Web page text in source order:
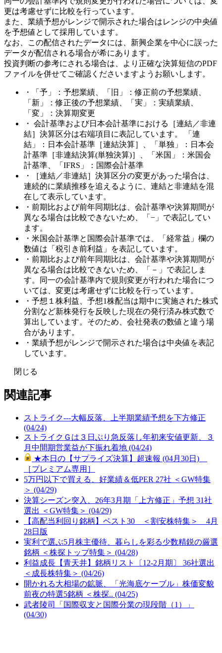
更は考慮せずに比較を行っています。
また、業績予想がレンジで開示された場合はレンジの中央値
を予想値として採用しています。
なお、この配信されたデータには、新興企業を中心に誤った
データが配信される場合が希にあります。
投資判断の参考にされる場合は、より正確な決算短信のPDF
ファイルを併せてご確認くださいますようお願いします。
・「予」：予想業績、「旧」：修正前の予想業績、
「新」：修正後の予想業績、「実」：実績業績、
「変」：決算期変更
・ 会計基準および日本会計基準における［連結／非連
結］決算区分は右端項目に表記しています。 「連
結」：日本会計基準［連結決算］、「単独」：日本会
計基準［非連結決算(単独決算)］、「米国」：米国会
計基準、「IFRS」：国際会計基準
・［連結／非連結］決算区分の変更があった場合は、
連続的に業績推移を追えるように、連結と非連結を混
在して表示しています。
・前期比および前年同期比は、会計基準や決算期間が
異なる場合は比較できないため、「−」で表記してい
ます。
・米国会計基準と国際会計基準では、「経常益」欄の
数値は「税引き前利益」を表記しています。
・前期比および前年同期比は、会計基準や決算期間が
異なる場合は比較できないため、「－」で表記しま
す。同一の会計基準内で規則変更が行われた場合につ
いては、変更は考慮せずに比較を行っています。
・予想１株利益、予想1株配当は期中に実施された株式
分割など新株発行を反映した現在の発行済み株式数で
算出しています。そのため、会社発表の数値と違う場
合があります。
・業績予想がレンジで開示された場合は中央値を表記
しています。
閉じる
関連記事
ストライク---大幅反落、上半期業績予想を下方修正
(04/24)
ストライクＧは３日ぶり急反落し年初来安値更新、３
月中間期営業益が下振れ着地 (04/24)
★本日の【サプライズ決算】超速報 (04月30日)
［プレミアム専用］
5万円以下で買える、好業績＆低PER 27社 ＜GW特集
＞ (04/29)
決算シーズン突入、26年3月期「上方修正」予想 31社
選出 ＜GW特集＞ (04/29)
【高配当利回り銘柄】ベスト30 ＜割安株特集＞ 4月
28日版
実利で選ぶ5月株主優待、暮らしを彩る少数精鋭の厳選
銘柄 ＜株探トップ特集＞ (04/28)
利益成長【青天井】銘柄リスト〔12-2月期〕 36社選出
＜成長株特集＞ (04/26)
開かれる大相場の鉱脈、「光海底ケーブル」株価変貌
前夜の特選5銘柄 ＜株探.. (04/25)
武者陵司「国際収支と国際分業の現段階（1）」
(04/30)